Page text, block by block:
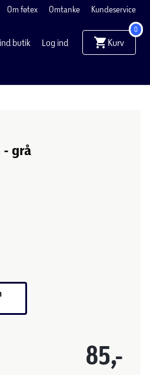
Om føtex Omtanke Kundeservice
butik Log ind Kurv
0
- grå
85,-